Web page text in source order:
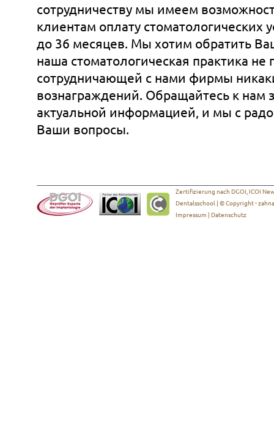
сотрудничеству мы имеем
клиентам оплату стоматологических
до 36 месяцев. Мы хотим обратить
наша стоматологическая практика не
сотрудничающей с нами фирмы
вознаграждений. Обращайтесь к нам
актуальной информацией, и мы с
Ваши вопросы.
Zertifizierung nach DGOI, ICOI
Dentalsschool | © Copyright -
Impressum
Datenschutz